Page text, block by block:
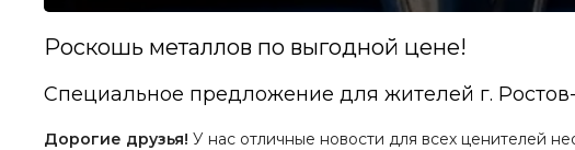
Роскошь металлов по выгодной цене!
Специальное предложение для жителей г.
Дорогие друзья! У нас отличные новости для всех ценителей